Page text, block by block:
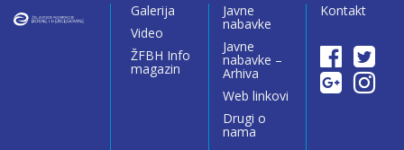
Galerija
Video
ŽFBH Info
magazin
Javne
nabavke
Javne
nabavke –
Arhiva
Web linkovi
Drugi o
nama
Kontakt